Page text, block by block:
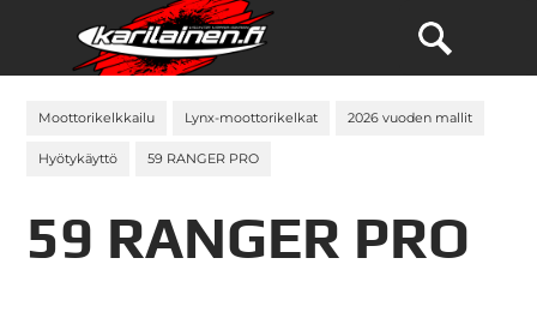
Moottorikelkkailu Lynx-moottorikelkat 2026 vuoden mallit
Hyötykäyttö 59 RANGER PRO
59 RANGER PRO